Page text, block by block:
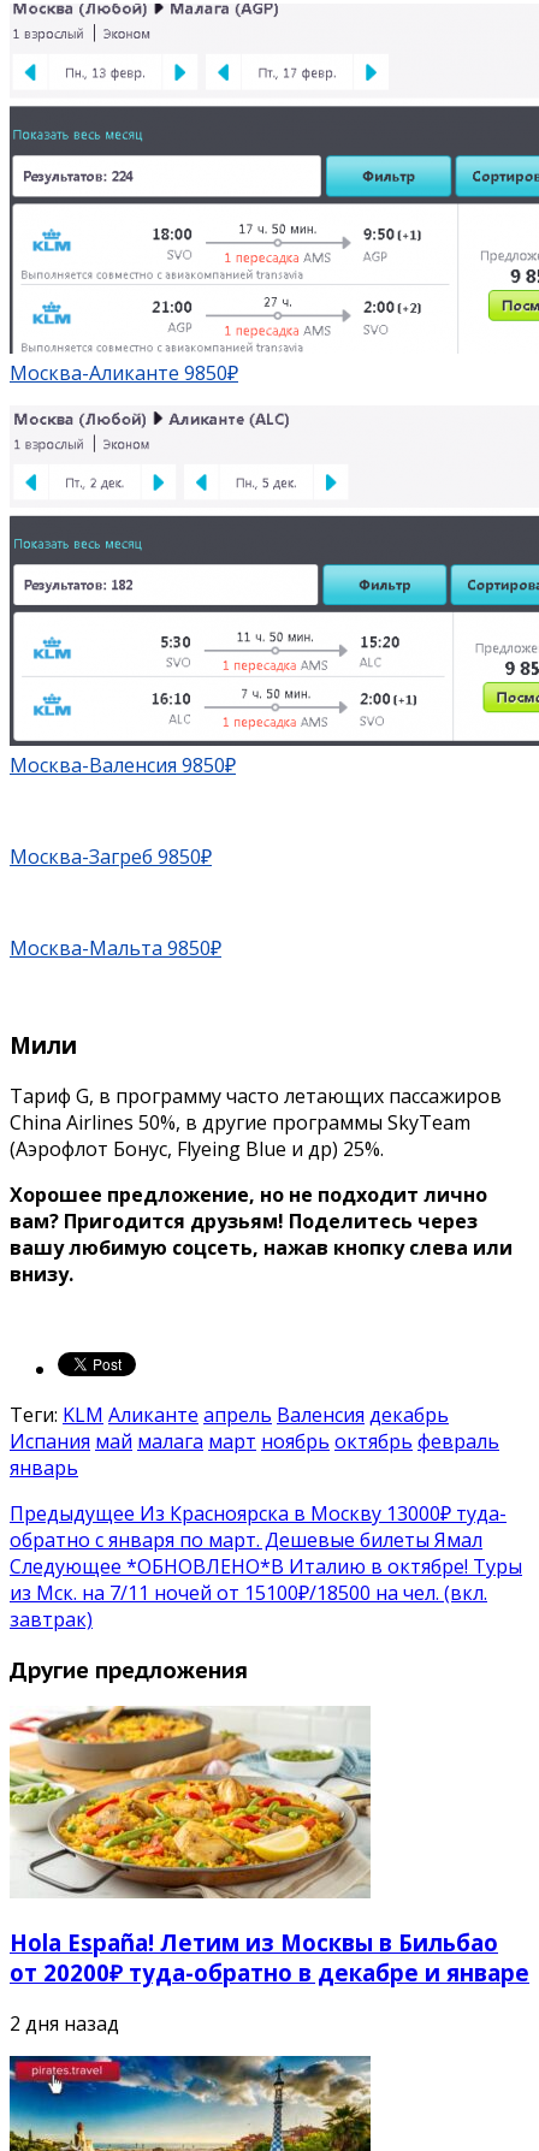
Москва-Аликанте 9850₽
Москва-Валенсия 9850₽
Москва-Загреб 9850₽
Москва-Мальта 9850₽
Мили
Тариф G, в программу часто летающих пассажиров
China Airlines 50%, в другие программы SkyTeam
(Аэрофлот Бонус, Flyeing Blue и др) 25%.
Хорошее предложение, но не подходит лично
вам? Пригодится друзьям! Поделитесь через
вашу любимую соцсеть, нажав кнопку слева или
внизу.
Теги: KLM Аликанте апрель Валенсия декабрь
Испания май малага март ноябрь октябрь февраль
январь
Предыдущее Из Красноярска в Москву 13000₽ туда-
обратно с января по март. Дешевые билеты Ямал
Следующее *ОБНОВЛЕНО*В Италию в октябре! Туры
из Мск. на 7/11 ночей от 15100₽/18500 на чел. (вкл.
завтрак)
Другие предложения
Hola España! Летим из Москвы в Бильбао
от 20200₽ туда-обратно в декабре и январе
2 дня назад